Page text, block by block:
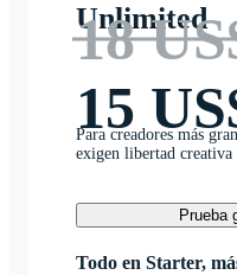
Unlimited
18
15
Para creadores más
exigen libertad creativa
Prueba
Todo en Starter,